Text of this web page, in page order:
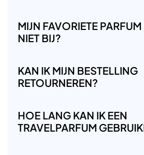
MIJN FAVORIETE PARFUM
NIET BIJ?
KAN IK MIJN BESTELLING
RETOURNEREN?
HOE LANG KAN IK EEN
TRAVELPARFUM